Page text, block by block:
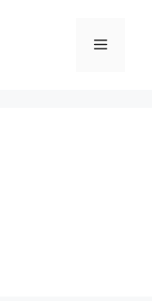
Menu